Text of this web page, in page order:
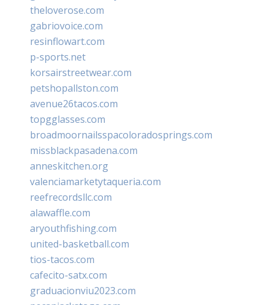
theloverose.com
gabriovoice.com
resinflowart.com
p-sports.net
korsairstreetwear.com
petshopallston.com
avenue26tacos.com
topgglasses.com
broadmoornailsspacoloradosprings.com
missblackpasadena.com
anneskitchen.org
valenciamarketytaqueria.com
reefrecordsllc.com
alawaffle.com
aryouthfishing.com
united-basketball.com
tios-tacos.com
cafecito-satx.com
graduacionviu2023.com